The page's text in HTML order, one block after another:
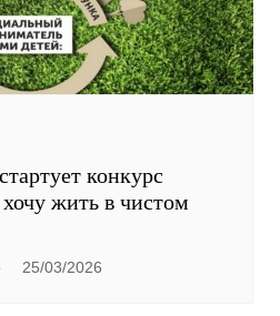
конкурс
жить в чистом
25/03/2026